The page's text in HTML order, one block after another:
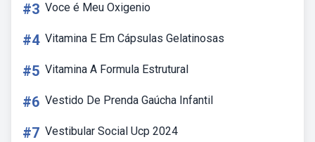
#3 Voce é Meu Oxigenio
#4 Vitamina E Em Cápsulas Gelatinosas
#5 Vitamina A Formula Estrutural
#6 Vestido De Prenda Gaúcha Infantil
#7 Vestibular Social Ucp 2024